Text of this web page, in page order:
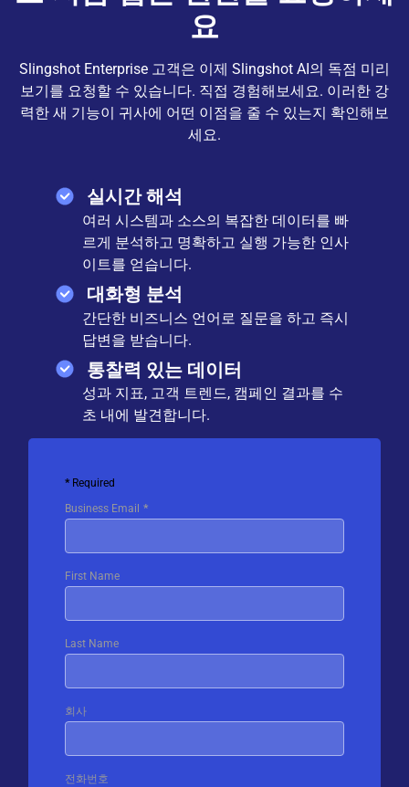
요
Slingshot Enterprise 고객은 이제 Slingshot AI의 독점 미리
보기를 요청할 수 있습니다. 직접 경험해보세요. 이러한 강
력한 새 기능이 귀사에 어떤 이점을 줄 수 있는지 확인해보
세요.
실시간 해석
여러 시스템과 소스의 복잡한 데이터를 빠
르게 분석하고 명확하고 실행 가능한 인사
이트를 얻습니다.
대화형 분석
간단한 비즈니스 언어로 질문을 하고 즉시
답변을 받습니다.
통찰력 있는 데이터
성과 지표, 고객 트렌드, 캠페인 결과를 수
초 내에 발견합니다.
Required
Business Email
First Name
Last Name
회사
전화번호